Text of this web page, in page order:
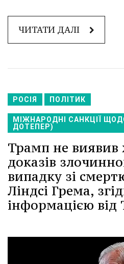
ЧИТАТИ ДАЛІ
РОСІЯ ПОЛІТИК
МІЖНАРОДНІ САНКЦІЇ
ДОТЕПЕР)
Трамп не
доказів
випадку зі
Ліндсі Грема,
інформацією від